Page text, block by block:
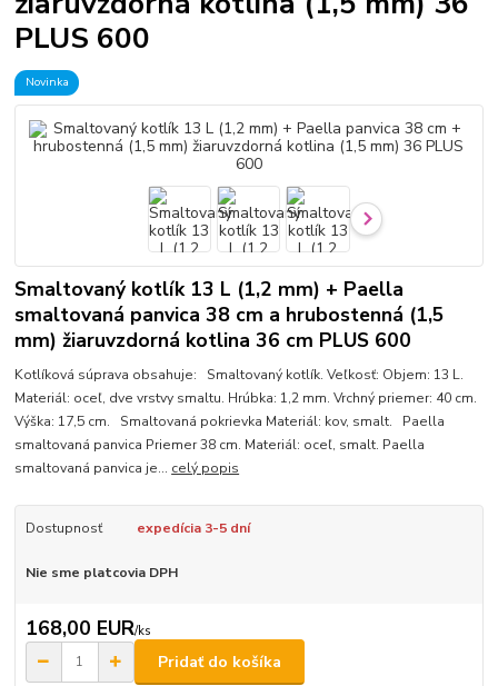
PLUS 600
Novinka
Smaltovaný kotlík 13 L (1,2 mm) + Paella
smaltovaná panvica 38 cm a hrubostenná (1,5
mm) žiaruvzdorná kotlina 36 cm PLUS 600
Kotlíková súprava obsahuje: Smaltovaný kotlík. Veľkosť: Objem: 13 L.
Materiál: oceľ, dve vrstvy smaltu. Hrúbka: 1,2 mm. Vrchný priemer: 40 cm.
Výška: 17,5 cm. Smaltovaná pokrievka Materiál: kov, smalt. Paella
smaltovaná panvica Priemer 38 cm. Materiál: oceľ, smalt. Paella
smaltovaná panvica je... celý popis
Dostupnosť expedícia 3-5 dní
Nie sme platcovia DPH
168,00 EUR/ks
Pridať do košíka